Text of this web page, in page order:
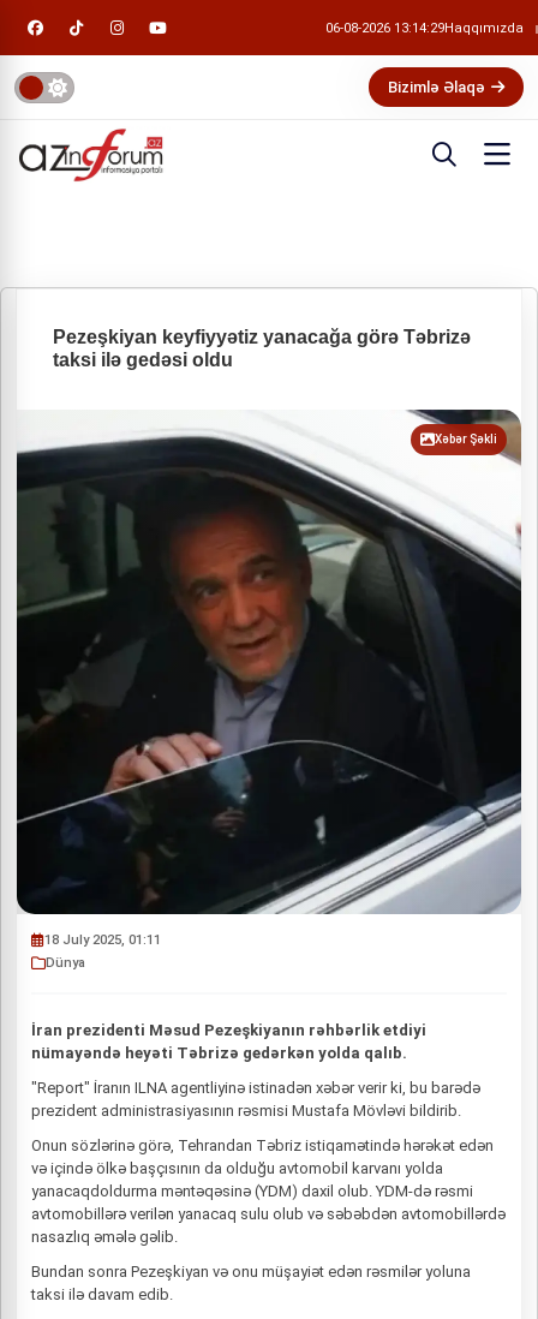
06-08-2026 13:14:29Haqqımızda
Bizimlə Əlaqə
Pezeşkiyan keyfiyyətiz yanacağa görə Təbrizə
taksi ilə gedəsi oldu
Xəbər Şəkli
18 July 2025, 01:11
Dünya
İran prezidenti Məsud Pezeşkiyanın rəhbərlik etdiyi
nümayəndə heyəti Təbrizə gedərkən yolda qalıb.
"Report" İranın ILNA agentliyinə istinadən xəbər verir ki, bu barədə
prezident administrasiyasının rəsmisi Mustafa Mövləvi bildirib.
Onun sözlərinə görə, Tehrandan Təbriz istiqamətində hərəkət edən
və içində ölkə başçısının da olduğu avtomobil karvanı yolda
yanacaqdoldurma məntəqəsinə (YDM) daxil olub. YDM-də rəsmi
avtomobillərə verilən yanacaq sulu olub və səbəbdən avtomobillərdə
nasazlıq əmələ gəlib.
Bundan sonra Pezeşkiyan və onu müşayiət edən rəsmilər yoluna
taksi ilə davam edib.